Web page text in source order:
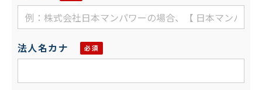
法人名カナ